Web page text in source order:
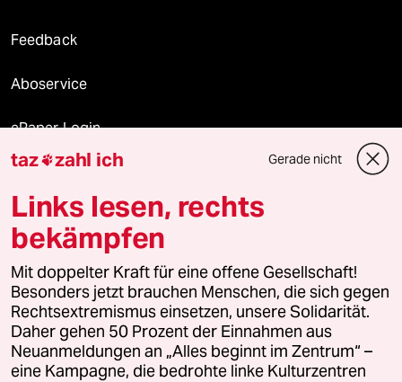
Feedback
Aboservice
ePaper Login
Downloads für Abonnierende
© 2026 taz Verlags und Vertriebs GmbH
Alle Rechte vorbehalten. Bei rechtlichen Fragen oder für Genehmigungen
wenden Sie sich bitte an
lizenzen@taz.de
Feedback Redaktionsstatut Kommune-Richtlinien
taz zahl ich Gerade nicht
Links lesen, rechts
bekämpfen
Mit doppelter Kraft für eine offene Gesellschaft!
Besonders jetzt brauchen Menschen, die sich gegen
Rechtsextremismus einsetzen, unsere Solidarität.
Daher gehen 50 Prozent der Einnahmen aus
Neuanmeldungen an „Alles beginnt im Zentrum“ –
eine Kampagne, die bedrohte linke Kulturzentren